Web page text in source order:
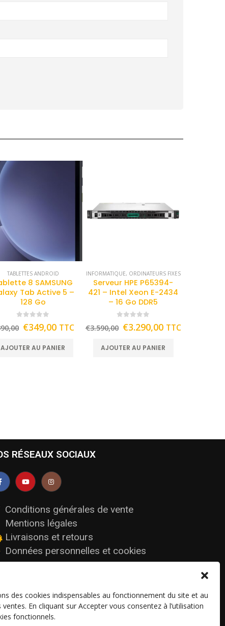
des cookies indispensables au fonctionnement du site et au
ventes. En cliquant sur Accepter vous consentez à l’utilisation
fonctionnels.
TABLETTES ANDROID
8 SAMSUNG
Tab Active 5 –
128 Go
€349,00 TTC
AJOUTER AU PANIER
INFORMATIQUE, ORDINATEURS FIXES
Serveur HPE P65394-
421 – Intel Xeon E-2434
– 16 Go DDR5
€3.590,00 €3.290,00 TTC
AJOUTER AU PANIER
RÉSEAUX SOCIAUX
Conditions générales de vente
Mentions légales
Livraisons et retours
Données personnelles et cookies